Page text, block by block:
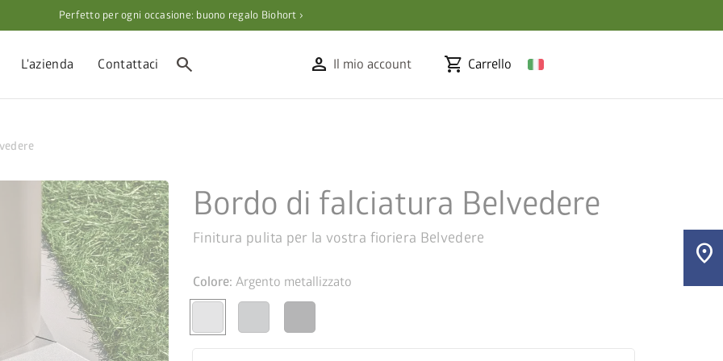
Perfetto per ogni occasione: buono regalo Biohort ›
L'azienda Contattaci search person Il mio account shopping_cart Carrello
Bordo di falciatura Belvedere
Finitura pulita per la vostra fioriera Belvedere
Colore: Argento metallizzato
location_on